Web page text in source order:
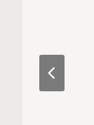
StarTop